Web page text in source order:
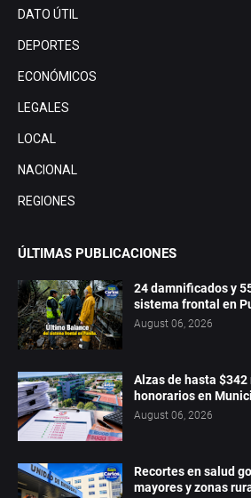
DATO ÚTIL
DEPORTES
ECONÓMICOS
LEGALES
LOCAL
NACIONAL
REGIONES
ÚLTIMAS PUBLICACIONES
24 damnificados y
sistema frontal en
August 06, 2026
Alzas de hasta
honorarios en
August 06, 2026
Recortes en salud
mayores y zonas